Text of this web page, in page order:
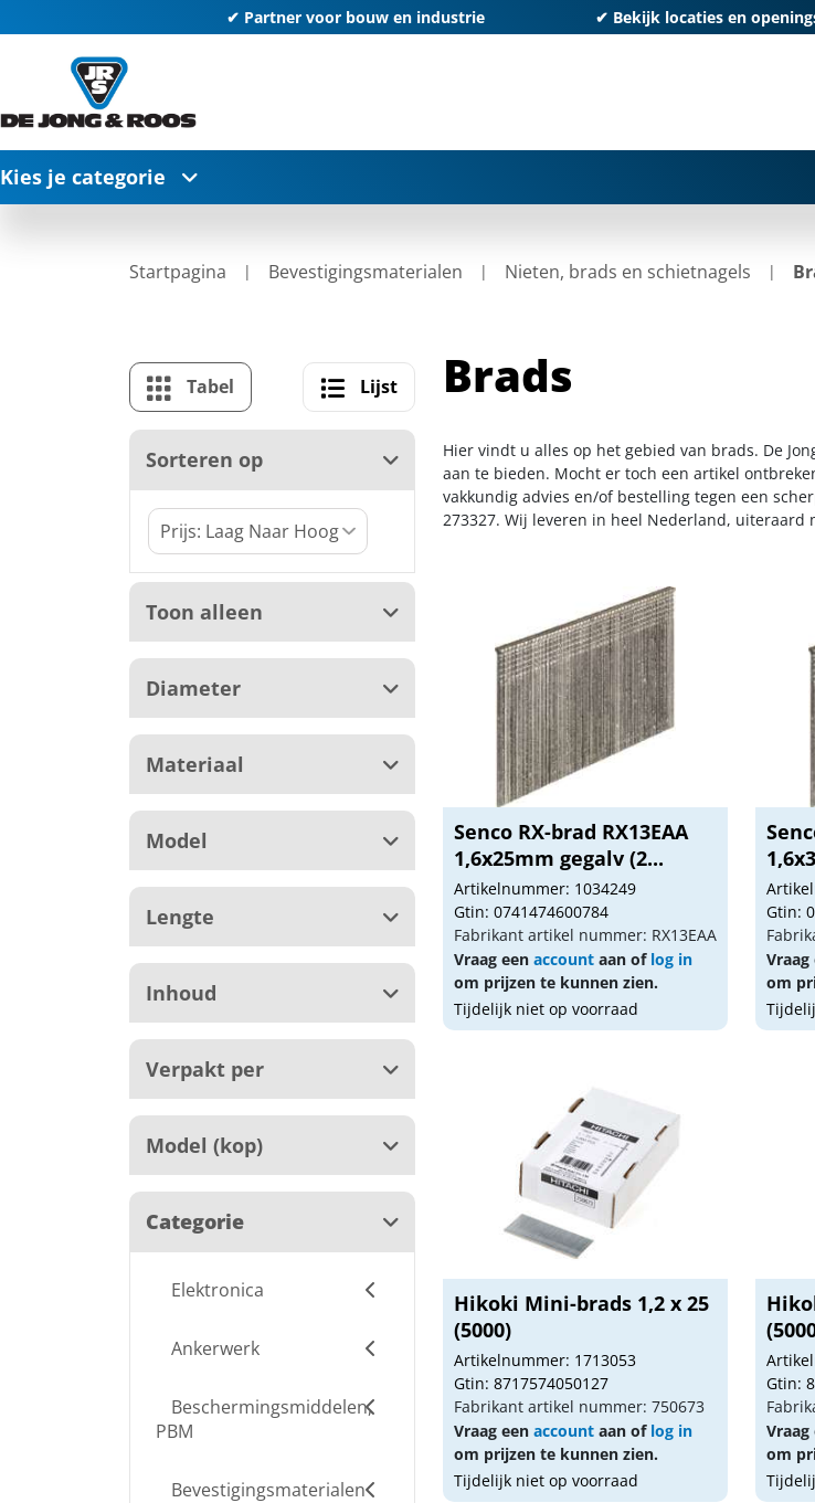
✔ Partner voor bouw en industrie ✔ Bekijk locaties en
Kies je categorie
Startpagina Bevestigingsmaterialen Nieten, brads en schietnagels
Tabel Lijst
Sorteren op
Toon alleen
Diameter
Materiaal
Model
Lengte
Inhoud
Verpakt per
Model (kop)
Categorie
Elektronica
Ankerwerk
Beschermingsmiddelen,
PBM
Bevestigingsmaterialen
Brads
Hier vindt u alles op het gebied van brads. De
aan te bieden. Mocht er toch een artikel
vakkundig advies en/of bestelling tegen een
273327. Wij leveren in heel Nederland,
Senco RX-brad RX13EAA
1,6x25mm gegalv (2...
Artikelnummer: 1034249
Gtin: 0741474600784
Fabrikant artikel nummer: RX13EAA
Vraag een accountaan of log in
om prijzen te kunnen zien.
Tijdelijk niet op voorraad
Gtin:
om
Hikoki Mini-brads 1,2 x 25
(5000)
Artikelnummer: 1713053
Gtin: 8717574050127
Fabrikant artikel nummer: 750673
Vraag een accountaan of log in
om prijzen te kunnen zien.
Tijdelijk niet op voorraad
Gtin:
om